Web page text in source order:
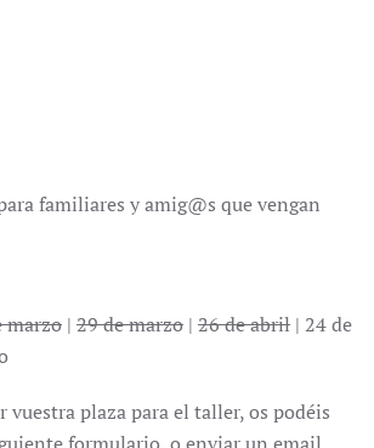
familiares y amig@s que vengan
marzo | 29 de marzo | 26 de abril | 24 de
vuestra plaza para el taller, os podéis